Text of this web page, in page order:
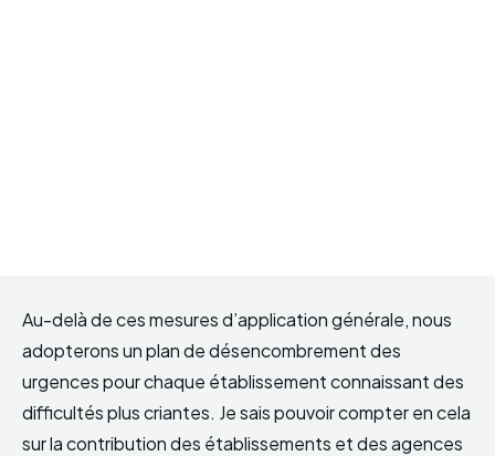
Au-delà de ces mesures d’application générale, nous
adopterons un plan de désencombrement des
urgences pour chaque établissement connaissant des
difficultés plus criantes. Je sais pouvoir compter en cela
sur la contribution des établissements et des agences